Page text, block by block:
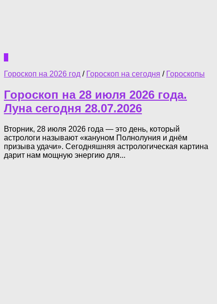
0
Гороскоп на 2026 год / Гороскоп на сегодня / Гороскопы
Гороскоп на 28 июля 2026 года.
Луна сегодня 28.07.2026
Вторник, 28 июля 2026 года — это день, который
астрологи называют «кануном Полнолуния и днём
призыва удачи». Сегодняшняя астрологическая картина
дарит нам мощную энергию для...